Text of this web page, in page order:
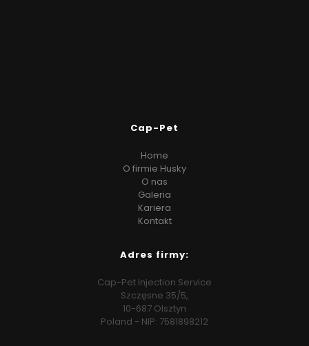
Cap-Pet
Home
O firmie Husky
O nas
Galeria
Kariera
Kontakt
Adres firmy:
Cap-Pet Injection Service
Szczęsne 35/5,
10-687 Olsztyn
Poland - NIP: 7581898212